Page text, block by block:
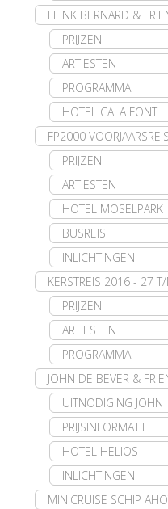
HENK BERNARD &
PRIJZEN
ARTIESTEN
PROGRAMMA
HOTEL CALA FONT
FP2000
PRIJZEN
ARTIESTEN
HOTEL MOSELPARK
BUSREIS
INLICHTINGEN
KERSTREIS 2016 - 27
PRIJZEN
ARTIESTEN
PROGRAMMA
JOHN DE BEVER &
UITNODIGING JOHN
PRIJSINFORMATIE
HOTEL HELIOS
INLICHTINGEN
MINICRUISE SCHIP